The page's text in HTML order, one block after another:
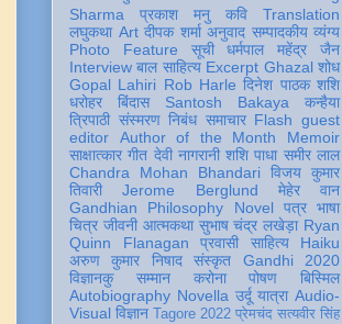
Sharma
प्रकाश मनु कवि
Translation
लघुकथा Art दीपक शर्मा अनुवाद सम्पादकीय व्यंग्य
Photo Feature
सूची
धर्मपाल महेंद्र जैन
Interview बाल साहित्य Excerpt Ghazal शोध
Gopal Lahiri Rob Harle दिनेश पाठक शशि
धरोहर
बिंदास Santosh Bakaya
कन्हैया
त्रिपाठी संस्मरण निबंध समाचार Flash guest
editor
Author of the Month
Memoir
साक्षात्कार गीत देवी नागरानी शशि पाधा समीर लाल
Chandra Mohan Bhandari विजय कुमार
तिवारी
Jerome Berglund
मेहेर वान
Gandhian Philosophy
Novel पत्र भाषा
चित्र जीवनी आत्मकथा सुभाष चंद्र लखेड़ा Ryan
Quinn Flanagan
प्रवासी साहित्य
Haiku
अरुण कुमार निषाद
संस्कृत
Gandhi 2020
विज्ञानकु
सम्मान करोना पोषण
बिस्मिल
Autobiography Novella उर्दू यात्रा Audio-
Visual विज्ञान Tagore 2022 प्रेमचंद सत्यवीर सिंह